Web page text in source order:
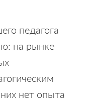
педагога
на рынке
нет опыта